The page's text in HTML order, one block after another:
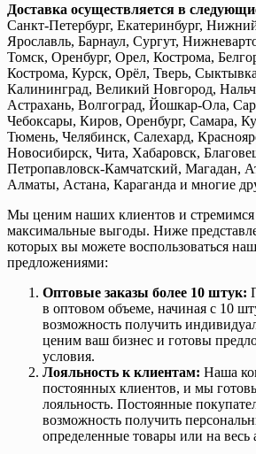
Доставка осуществляется в
Санкт-Петербург, Екатеринбург,
Ярославль, Барнаул, Сургут,
Томск, Оренбург, Орел, Кострома,
Кострома, Курск, Орёл, Тверь,
Калининград, Великий Новгород,
Астрахань, Волгоград, Йошкар-Ола,
Чебоксары, Киров, Оренбург, Самара,
Тюмень, Челябинск, Салехард,
Новосибирск, Чита, Хабаровск,
Петропавловск-Камчатский, Магадан,
Алматы, Астана, Караганда и многие
Мы ценим наших клиентов и стремимся
максимальные выгоды. Ниже
которых вы можете воспользоваться
предложениями:
Оптовые заказы более 10 штук:
в оптовом объеме, начиная с 10
возможность получить
ценим ваш бизнес и готовы
условия.
Лояльность к клиентам: Наша
постоянных клиентов, и мы
лояльность. Постоянные
возможность получить
определенные товары или на весь